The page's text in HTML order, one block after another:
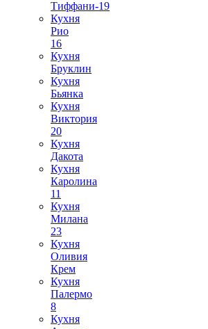
Тиффани-19
Кухня
Рио
16
Кухня
Бруклин
Кухня
Бьянка
Кухня
Виктория
20
Кухня
Дакота
Кухня
Каролина
11
Кухня
Милана
23
Кухня
Оливия
Крем
Кухня
Палермо
8
Кухня